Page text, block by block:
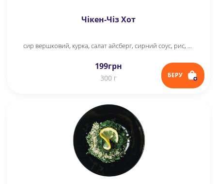
Чікен-Чіз Хот
сир вершковий, курка, салат айсберг, сирний соус, рис, норі, унагі соус
199грн
300 г БЕРУ